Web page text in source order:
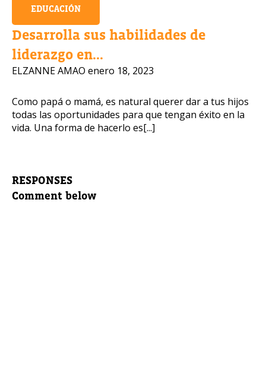
EDUCACIÓN
Desarrolla sus habilidades de
liderazgo en...
ELZANNE AMAO enero 18, 2023
Como papá o mamá, es natural querer dar a tus hijos
todas las oportunidades para que tengan éxito en la
vida. Una forma de hacerlo es[...]
RESPONSES
Comment below